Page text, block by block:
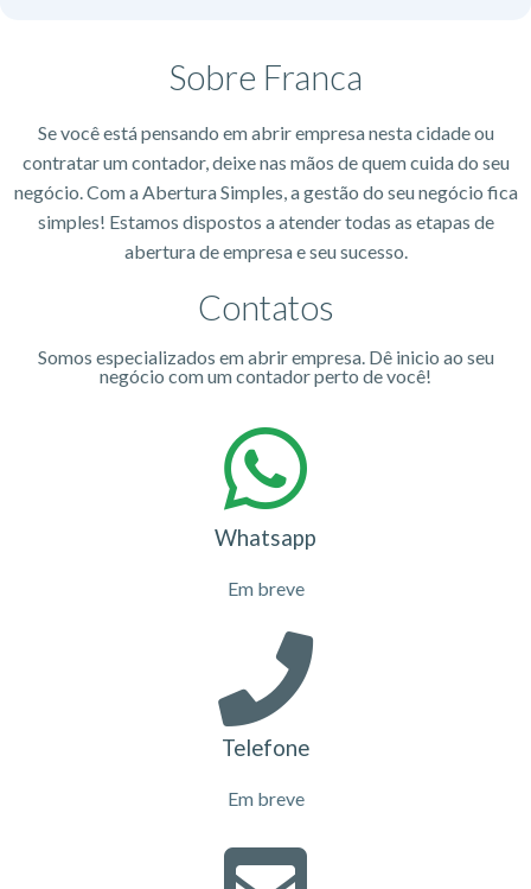
Sobre Franca
Se você está pensando em abrir empresa nesta cidade ou
contratar um contador, deixe nas mãos de quem cuida do seu
negócio. Com a Abertura Simples, a gestão do seu negócio fica
simples! Estamos dispostos a atender todas as etapas de
abertura de empresa e seu sucesso.
Contatos
Somos especializados em abrir empresa. Dê inicio ao seu
negócio com um contador perto de você!
Whatsapp
Em breve
Telefone
Em breve